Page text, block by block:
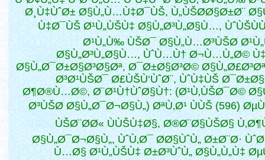
Ø¸Ù‡ÙˆØ± Ø§Ù„Ù…Ù‡Ø¯ÙŠ, Ù„ÙŠØ­Ø§Ø±Ø¨
Ù‡Ø¯ÙŠ Ø¹Ù„ÙŠÙ‡ Ø§Ù„Ø³Ù„Ø§Ù…,
Ø¹Ù„Ù‰ ÙŠØ¯ Ø§Ù„Ù…Ø³ÙŠØ­
Ø§Ù„Ø³Ù„Ø§Ù…, ÙˆÙ…Ù† Ø¬Ù…Ù„Ø©
Ø§Ù„Ø¯Ø±Ø§Ø³Ø§Øª, Ø¯Ø±Ø§Ø³Ø©
Ø³Ø¹ÙŠØ¯ Ø£ÙŠÙ‘ÙˆØ¨, ÙˆÙ‡ÙŠ
Ø¶Ø®Ù…Ø©, Ø¨Ø¹Ù†ÙˆØ§Ù†: (Ø¹Ù‚ÙŠØ¯Ø©
Ø³ÙŠØ­ Ø§Ù„Ø¯Ø¬Ø§Ù„) ØªÙ‚Ø¹ ÙÙŠ (596)
ÙŠØ¨Ø­Ø« ÙÙŠÙ‡Ø§, Ø®Ø¨Ø§ÙŠØ§
Ø§Ù„Ø¯Ø¬Ø§Ù„, ÙˆÙ‚Ø¯ Ø­Ø§ÙˆÙ„ Ø±Ø¨Ø·
Ù…Ø§ Ø¹Ù„ÙŠÙ‡ Ø±Ø³ÙˆÙ„ Ø§Ù„Ù„Ù‡